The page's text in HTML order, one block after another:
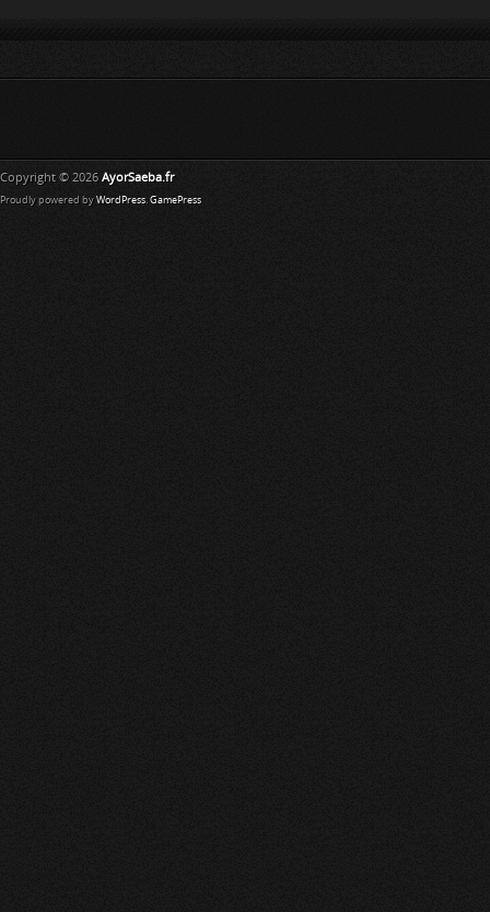
Copyright © 2026 AyorSaeba.fr
Proudly powered by WordPress. GamePress